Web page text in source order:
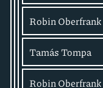
Robin Oberfrank
Tamás Tompa
Robin Oberfrank